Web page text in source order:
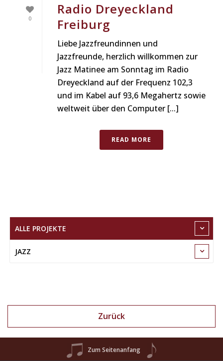
0
Radio Dreyeckland
Freiburg
Liebe Jazzfreundinnen und
Jazzfreunde, herzlich willkommen zur
Jazz Matinee am Sonntag im Radio
Dreyeckland auf der Frequenz 102,3
und im Kabel auf 93,6 Megahertz sowie
weltweit über den Computer [...]
READ MORE
ALLE PROJEKTE
JAZZ
Zurück
Zum Seitenanfang